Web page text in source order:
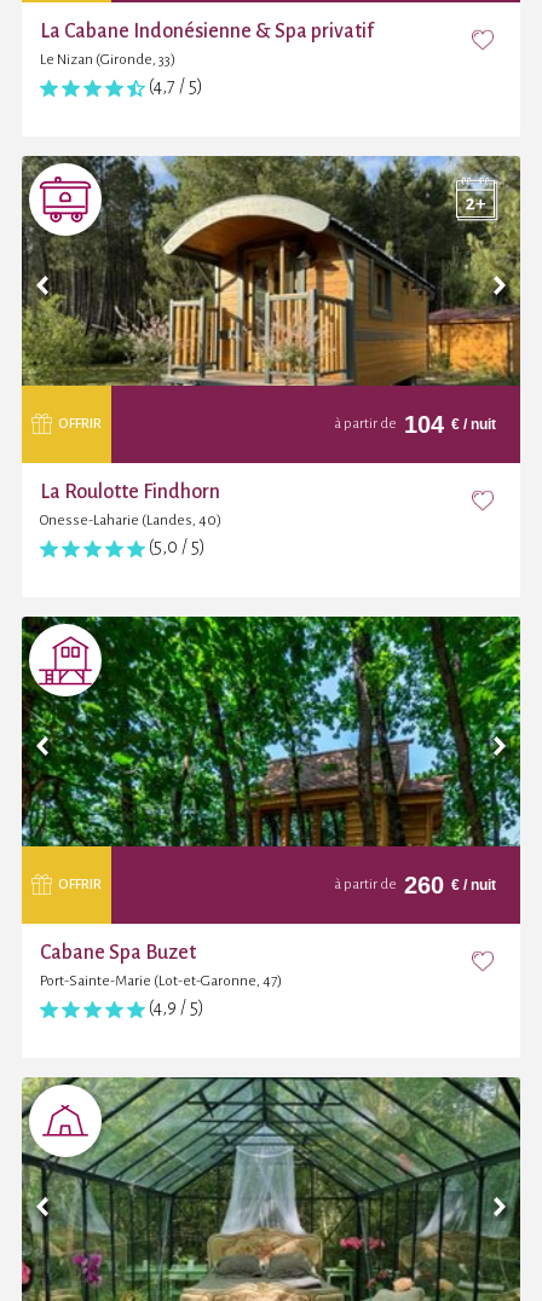
La Cabane Indonésienne & Spa privatif
Le Nizan (Gironde, 33)
(4,7 / 5)
OFFRIR à partir de 104 € / nuit
La Roulotte Findhorn
Onesse-Laharie (Landes, 40)
(5,0 / 5)
OFFRIR à partir de 260 € / nuit
Cabane Spa Buzet
Port-Sainte-Marie (Lot-et-Garonne, 47)
(4,9 / 5)